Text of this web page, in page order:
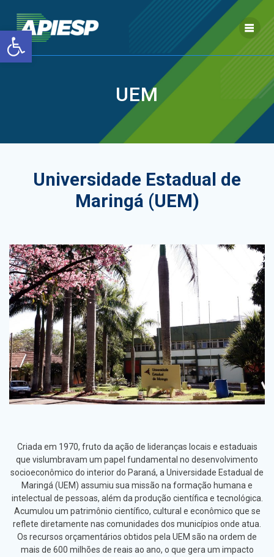
Open toolbar
UEM
Universidade Estadual de
Maringá (UEM)
Criada em 1970, fruto da ação de lideranças locais e estaduais
que vislumbravam um papel fundamental no desenvolvimento
socioeconômico do interior do Paraná, a Universidade Estadual de
Maringá (UEM) assumiu sua missão na formação humana e
intelectual de pessoas, além da produção científica e tecnológica.
Acumulou um patrimônio científico, cultural e econômico que se
reflete diretamente nas comunidades dos municípios onde atua.
Os recursos orçamentários obtidos pela UEM são na ordem de
mais de 600 milhões de reais ao ano, o que gera um impacto